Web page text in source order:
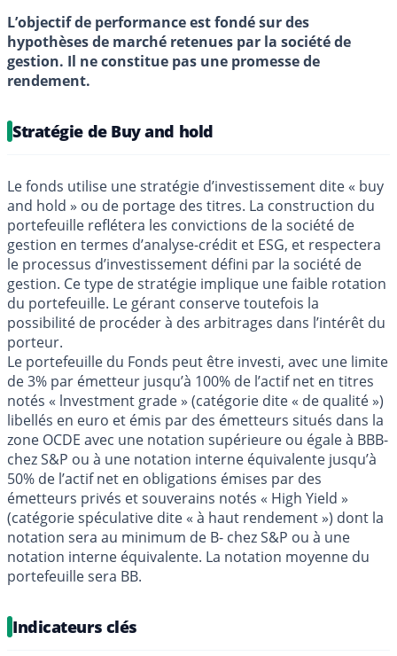
L’objectif de performance est fondé sur des
hypothèses de marché retenues par la société de
gestion. Il ne constitue pas une promesse de
rendement.
Stratégie de Buy and hold
Le fonds utilise une stratégie d’investissement dite « buy
and hold » ou de portage des titres. La construction du
portefeuille reflétera les convictions de la société de
gestion en termes d’analyse-crédit et ESG, et respectera
le processus d’investissement défini par la société de
gestion. Ce type de stratégie implique une faible rotation
du portefeuille. Le gérant conserve toutefois la
possibilité de procéder à des arbitrages dans l’intérêt du
porteur.
Le portefeuille du Fonds peut être investi, avec une limite
de 3% par émetteur jusqu’à 100% de l’actif net en titres
notés « lnvestment grade » (catégorie dite « de qualité »)
libellés en euro et émis par des émetteurs situés dans la
zone OCDE avec une notation supérieure ou égale à BBB-
chez S&P ou à une notation interne équivalente jusqu’à
50% de l’actif net en obligations émises par des
émetteurs privés et souverains notés « High Yield »
(catégorie spéculative dite « à haut rendement ») dont la
notation sera au minimum de B- chez S&P ou à une
notation interne équivalente. La notation moyenne du
portefeuille sera BB.
Indicateurs clés